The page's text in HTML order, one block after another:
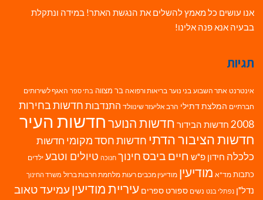
אנו עושים כל מאמץ להשלים את הנגשת האתר! במידה ונתקלת
בבעיה אנא פנה אלינו!
תגיות
אינטרנט אתר השבוע בני נוער בריאות ורפואה בר מצווה בתי ספר האגף לשירותים
חברתיים המלצת דתילי הרב אליעזר שינוולד התנדבות חדשות בחירות
2008 חדשות הבידור חדשות הנוערחדשות העיר
חדשות הציבור הדתי חדשות חסד מקומי חדשות
כלכלה חידון פ"ש חיים ביבסחינוך חנוכה טיולים וטבע ילדים
כתבות מד"א מודיעין מודיעין מכבים רעות מלחמת חרבות ברזל משרד החינוך
נדל"ן נפתלי בנט נשים ספורט ספרים עיריית מודיעין עמיעד טאוב